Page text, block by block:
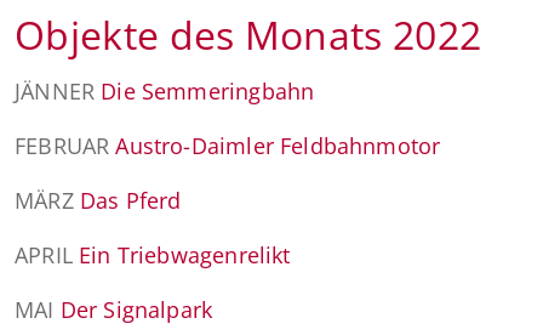
Objekte des Monats 2022
JÄNNER Die Semmeringbahn
FEBRUARAustro-Daimler Feldbahnmotor
MÄRZ Das Pferd
APRIL Ein Triebwagenrelikt
MAI Der Signalpark